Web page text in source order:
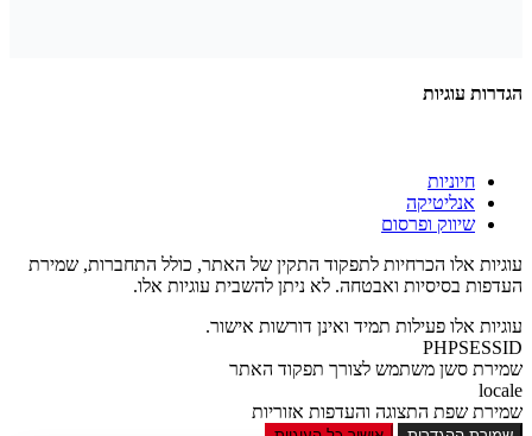
הגדרות עוגיות
חיוניות
אנליטיקה
שיווק ופרסום
עוגיות אלו הכרחיות לתפקוד התקין של האתר, כולל התחברות, שמירת
העדפות בסיסיות ואבטחה. לא ניתן להשבית עוגיות אלו.
עוגיות אלו פעילות תמיד ואינן דורשות אישור.
PHPSESSID
שמירת סשן משתמש לצורך תפקוד האתר
locale
שמירת שפת התצוגה והעדפות אזוריות